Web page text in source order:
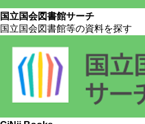
国立国会図書館サーチ
国立国会図書館等の資料を探す